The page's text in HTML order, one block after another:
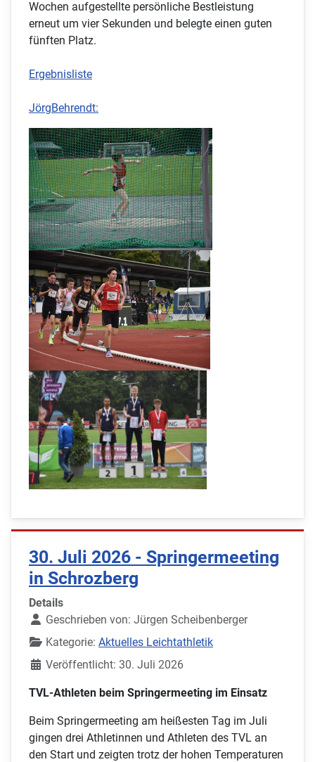
Wochen aufgestellte persönliche Bestleistung
erneut um vier Sekunden und belegte einen guten
fünften Platz.
Ergebnisliste
JörgBehrendt:
30. Juli 2026 - Springermeeting
in Schrozberg
Details
Geschrieben von: Jürgen Scheibenberger
Kategorie: Aktuelles Leichtathletik
Veröffentlicht: 30. Juli 2026
TVL-Athleten beim Springermeeting im Einsatz
Beim Springermeeting am heißesten Tag im Juli
gingen drei Athletinnen und Athleten des TVL an
den Start und zeigten trotz der hohen Temperaturen